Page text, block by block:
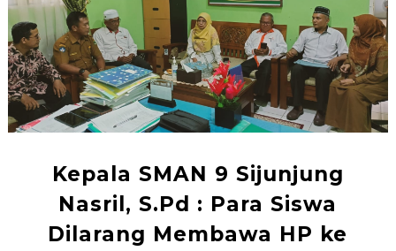
Kepala SMAN 9 Sijunjung
Nasril, S.Pd : Para Siswa
Dilarang Membawa HP ke